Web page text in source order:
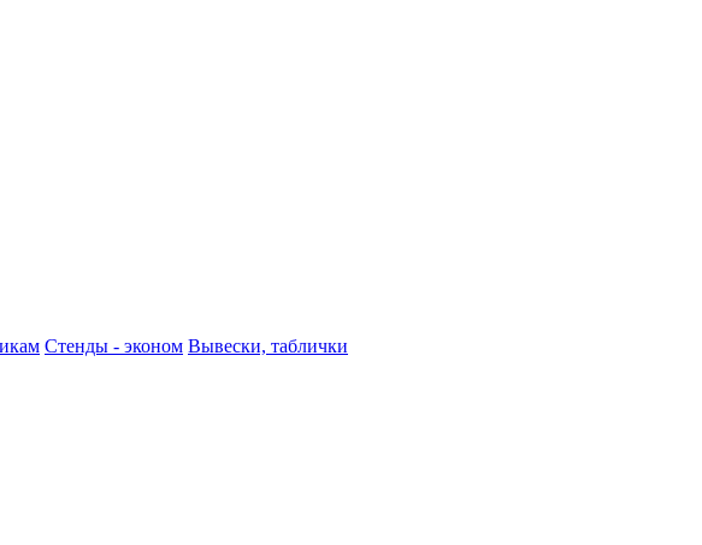
Стенды - эконом Вывески, таблички